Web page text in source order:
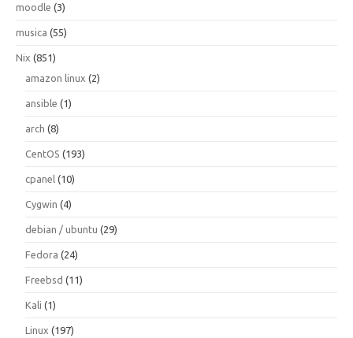
moodle (3)
musica (55)
Nix (851)
amazon linux (2)
ansible (1)
arch (8)
CentOS (193)
cpanel (10)
Cygwin (4)
debian / ubuntu (29)
Fedora (24)
Freebsd (11)
Kali (1)
Linux (197)